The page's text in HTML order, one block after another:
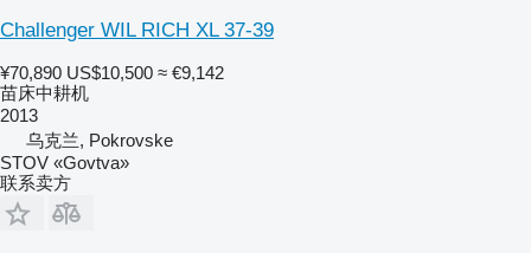
Challenger WIL RICH XL 37-39
¥70,890 US$10,500 ≈ €9,142
苗床中耕机
2013
乌克兰, Pokrovske
STOV «Govtva»
联系卖方